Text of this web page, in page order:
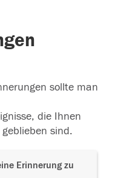
sollte man
die Ihnen
sind.
Erinnerung zu